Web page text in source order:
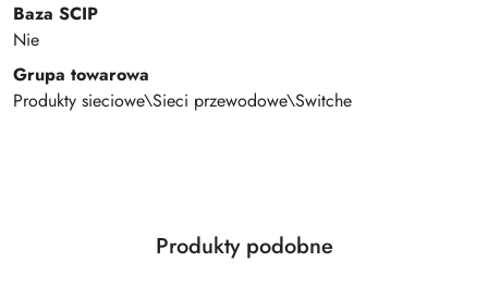
Baza SCIP
Nie
Grupa towarowa
Produkty sieciowe\Sieci przewodowe\Switche
Pomiń karuzelę produktów
Produkty
Produkty podobne